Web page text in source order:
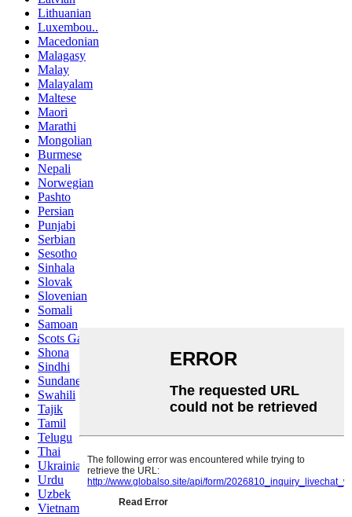
Lithuanian
Luxembou..
Macedonian
Malagasy
Malay
Malayalam
Maltese
Maori
Marathi
Mongolian
Burmese
Nepali
Norwegian
Pashto
Persian
Punjabi
Serbian
Sesotho
Sinhala
Slovak
Slovenian
Somali
Samoan
Scots Gaelic
Shona
Sindhi
Sundanese
Swahili
Tajik
Tamil
Telugu
Thai
Ukrainian
Urdu
Uzbek
Vietnamese